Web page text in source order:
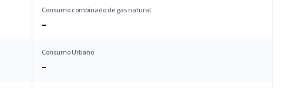
Consumo combinado de gas natural
–
Consumo Urbano
–